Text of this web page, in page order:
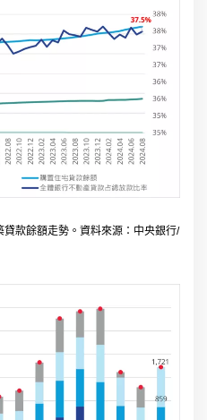
款餘額走勢。資料來源：中央銀行/